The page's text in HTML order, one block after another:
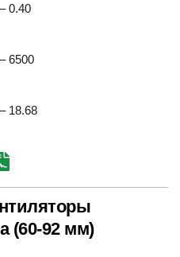
0.40
6500
18.68
(60-92 мм)